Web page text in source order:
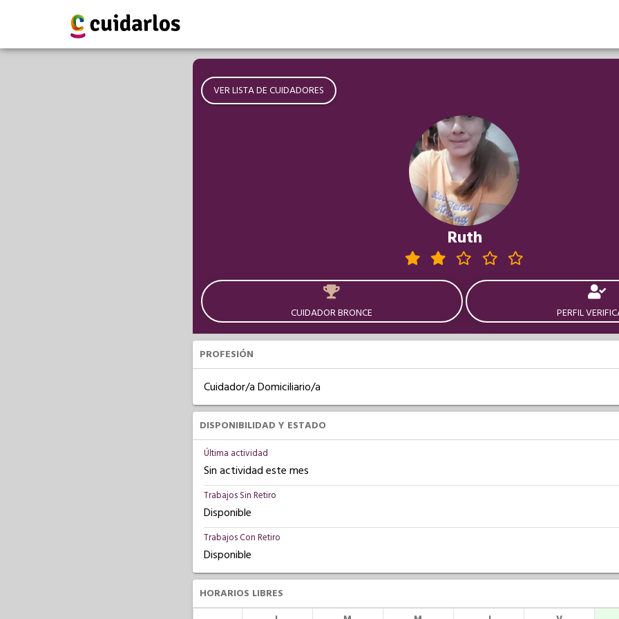
VER LISTA DE CUIDADORES
Ruth
CUIDADOR BRONCE PERFIL
PROFESIÓN
Cuidador/a Domiciliario/a
DISPONIBILIDAD Y ESTADO
Última actividad
Sin actividad este mes
Trabajos Sin Retiro
Disponible
Trabajos Con Retiro
Disponible
HORARIOS LIBRES